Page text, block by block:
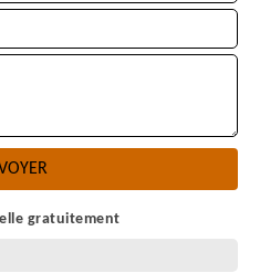
gratuitement